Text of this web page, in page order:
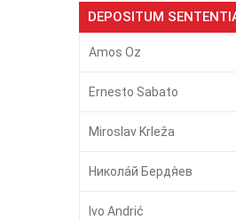
DEPOSITUM
Amos Oz
Ernesto Sabato
Miroslav Krleža
Никола́й Бердя́ев
Ivo Andrić